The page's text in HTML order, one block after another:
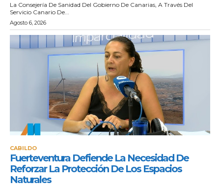
La Consejería De Sanidad Del Gobierno De Canarias, A Través Del
Servicio Canario De...
Agosto 6, 2026
CABILDO
Fuerteventura Defiende La Necesidad De
Reforzar La Protección De Los Espacios
Naturales